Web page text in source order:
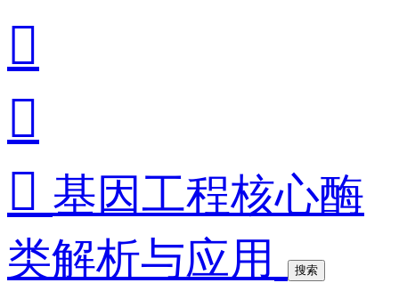


 基因工程核心酶
类解析与应用
搜索